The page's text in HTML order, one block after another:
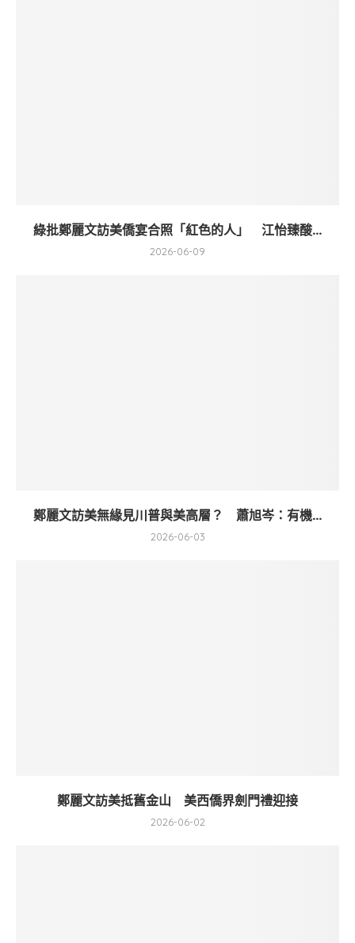
綠批鄭麗文訪美僑宴合照「紅色的人」 江怡臻酸...
2026-06-09
鄭麗文訪美無緣見川普與美高層？ 蕭旭岑：有機...
2026-06-03
鄭麗文訪美抵舊金山 美西僑界劍門禮迎接
2026-06-02